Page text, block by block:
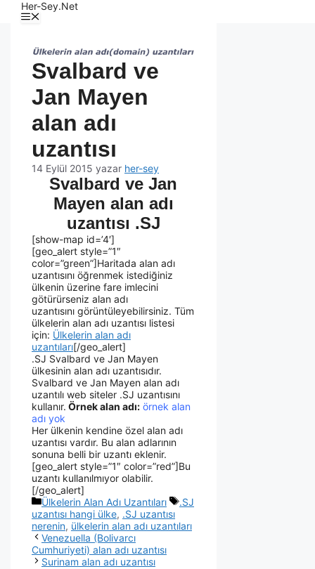
Her-Sey.Net
Svalbard ve
Jan Mayen
alan adı
uzantısı
14 Eylül 2015 yazar her-sey
Svalbard ve Jan
Mayen alan adı
uzantısı .SJ
[show-map id=’4′]
[geo_alert style=”1″
color=”green”]Haritada alan adı
uzantısını öğrenmek istediğiniz
ülkenin üzerine fare imlecini
götürürseniz alan adı
uzantısını görüntüleyebilirsiniz. Tüm
ülkelerin alan adı uzantısı listesi
için: Ülkelerin alan adı
uzantıları[/geo_alert]
.SJ Svalbard ve Jan Mayen
ülkesinin alan adı uzantısıdır.
Svalbard ve Jan Mayen alan adı
uzantılı web siteler .SJ uzantısını
kullanır. Örnek alan adı: örnek alan
adı yok
Her ülkenin kendine özel alan adı
uzantısı vardır. Bu alan adlarının
sonuna belli bir uzantı eklenir.
[geo_alert style=”1″ color=”red”]Bu
uzantı kullanılmıyor olabilir.
[/geo_alert]
Ülkelerin Alan Adı Uzantıları
.SJ
uzantısı hangi ülke, .SJ uzantısı
nerenin, ülkelerin alan adı uzantıları
Venezuella (Bolivarcı
Cumhuriyeti) alan adı uzantısı
Surinam alan adı uzantısı